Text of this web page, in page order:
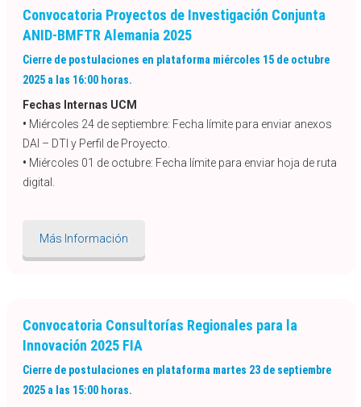
Convocatoria Proyectos de Investigación Conjunta
ANID-BMFTR Alemania 2025
Cierre de postulaciones en plataforma miércoles 15 de octubre
2025 a las 16:00 horas.
Fechas Internas UCM
• Miércoles 24 de septiembre: Fecha límite para enviar anexos
DAI – DTI y Perfil de Proyecto.
• Miércoles 01 de octubre: Fecha límite para enviar hoja de ruta
digital.
Más Información
Convocatoria Consultorías Regionales para la
Innovación 2025 FIA
Cierre de postulaciones en plataforma martes 23 de septiembre
2025 a las 15:00 horas.